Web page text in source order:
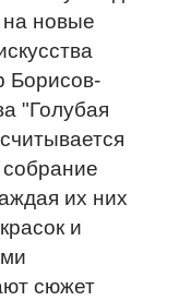
новые
Борисов-
"Голубая
их них
и
сюжет